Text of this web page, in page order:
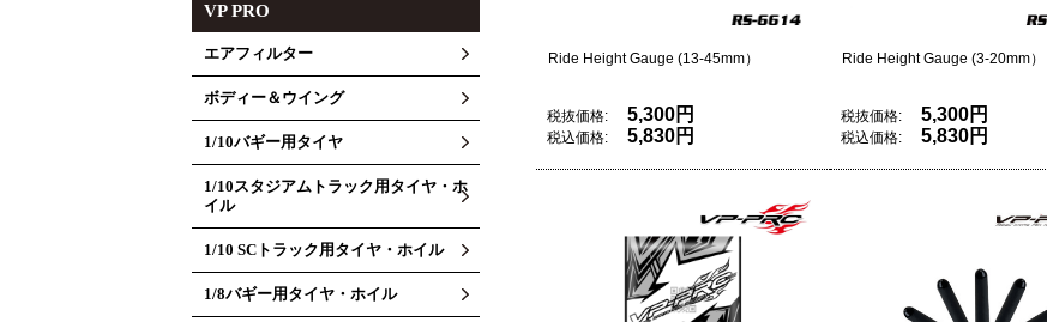
VP PRO
エアフィルター
ボディー＆ウイング
1/10バギー用タイヤ
1/10スタジアムトラック用タイヤ・ホ
イル
1/10 SCトラック用タイヤ・ホイル
1/8バギー用タイヤ・ホイル
Ride Height Gauge (13-45mm）
税抜価格: 5,300円
税込価格: 5,830円
Ride Height Gauge (3-20mm）
税抜価格: 5,300円
税込価格: 5,830円